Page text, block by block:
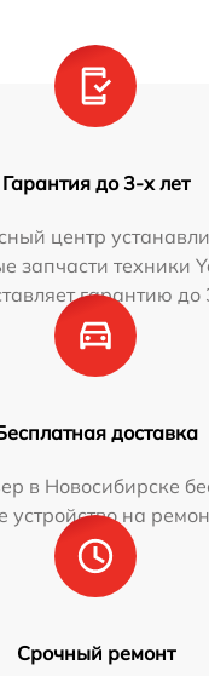
Гарантия до 3-х лет
центр
запчасти техники
гарантию до
доставка
в Новосибирске
устройство на
Срочный ремонт